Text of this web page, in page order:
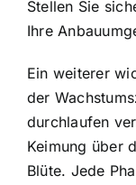
Stellen Sie
Ihre
Ein weiterer
der
durchlaufen
Keimung über
Blüte. Jede